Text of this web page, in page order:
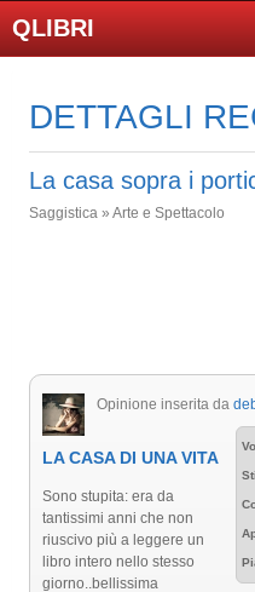
QLIBRI
DETTAGLI
La casa sopra i
Saggistica » Arte e Spettacolo
Opinione inserita da
LA CASA DI UNA VITA
Sono stupita: era da
tantissimi anni che non
riuscivo più a leggere un
libro intero nello stesso
giorno..bellissima